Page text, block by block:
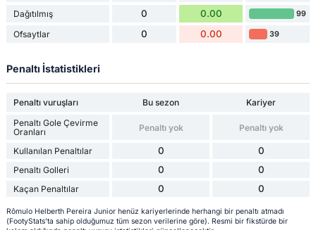
Dağıtılmış 0 0.00 99
Ofsaytlar 0 0.00 39
Penaltı İstatistikleri
Penaltı vuruşları Bu sezon
Kariyer
Penaltı Gole Çevirme
Oranları
Penaltı yok Penaltı yok
Kullanılan Penaltılar 0 0
Penaltı Golleri 0 0
Kaçan Penaltılar 0 0
Rômulo Helberth Pereira Junior henüz kariyerlerinde herhangi bir penaltı atmadı
(FootyStats'ta sahip olduğumuz tüm sezon verilerine göre). Resmi bir fikstürde bir